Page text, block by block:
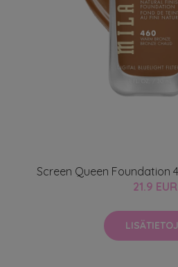
Screen Queen Foundation
21.9 EUR